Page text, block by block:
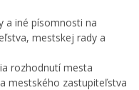
Levoča
a iné písomnosti na
mestskej rady a
rozhodnutí mesta
mestského zastupiteľstva